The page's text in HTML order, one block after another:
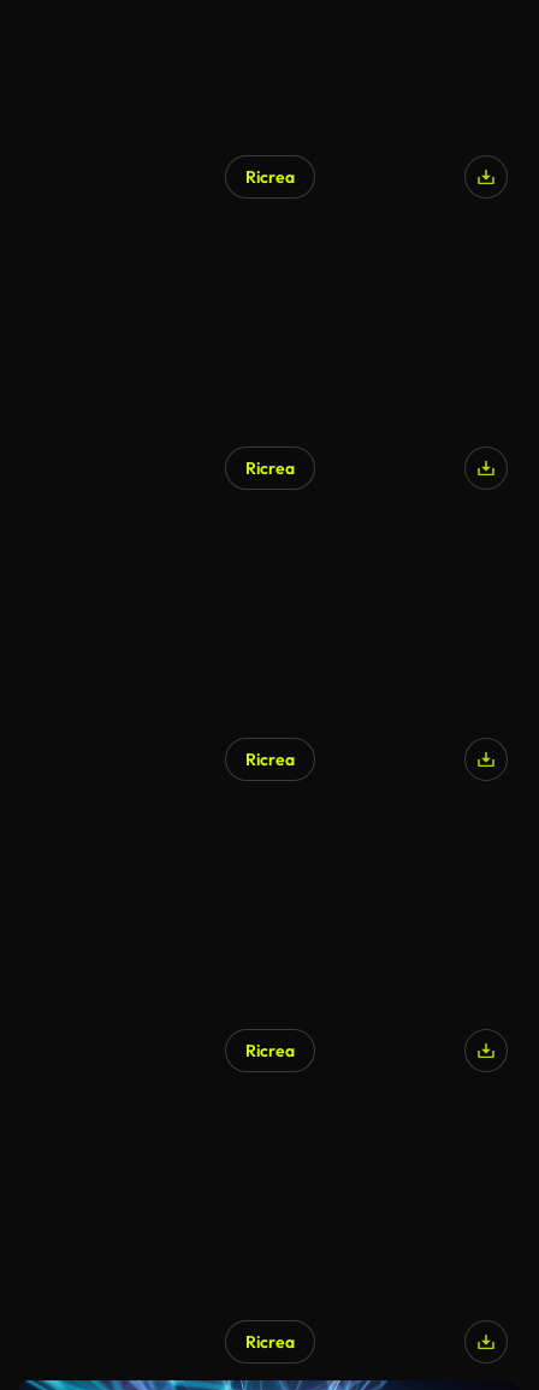
Ricrea
Ricrea
Ricrea
Ricrea
Ricrea